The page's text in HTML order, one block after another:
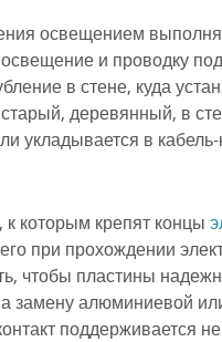
освещением
и проводку
в стене, куда
деревянный, в
укладывается в
которым крепят концы
при прохождении
чтобы пластины
замену алюминиевой
поддерживается